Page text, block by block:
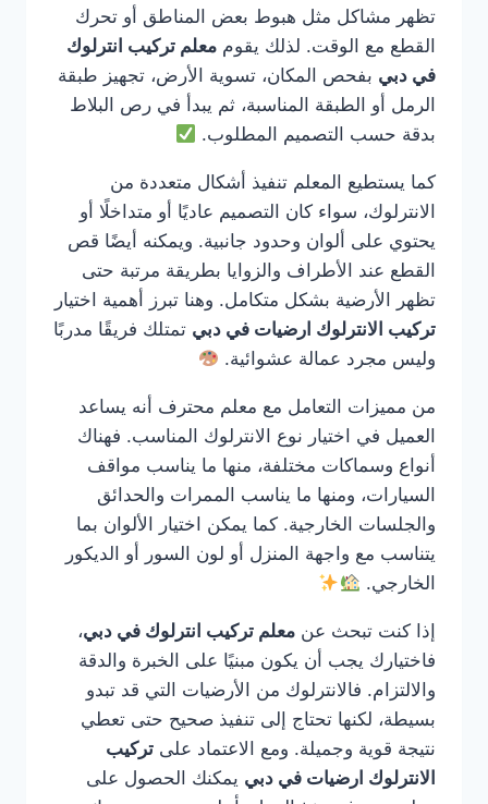
تظهر مشاكل مثل هبوط بعض المناطق أو تحرك
القطع مع الوقت. لذلك يقوم معلم تركيب انترلوك
في دبي بفحص المكان، تسوية الأرض، تجهيز طبقة
الرمل أو الطبقة المناسبة، ثم يبدأ في رص البلاط
بدقة حسب التصميم المطلوب.
كما يستطيع المعلم تنفيذ أشكال متعددة من
الانترلوك، سواء كان التصميم عاديًا أو متداخلًا أو
يحتوي على ألوان وحدود جانبية. ويمكنه أيضًا قص
القطع عند الأطراف والزوايا بطريقة مرتبة حتى
تظهر الأرضية بشكل متكامل. وهنا تبرز أهمية اختيار
تركيب الانترلوك ارضيات في دبي تمتلك فريقًا مدربًا
وليس مجرد عمالة عشوائية.
من مميزات التعامل مع معلم محترف أنه يساعد
العميل في اختيار نوع الانترلوك المناسب. فهناك
أنواع وسماكات مختلفة، منها ما يناسب مواقف
السيارات، ومنها ما يناسب الممرات والحدائق
والجلسات الخارجية. كما يمكن اختيار الألوان بما
يتناسب مع واجهة المنزل أو لون السور أو الديكور
الخارجي.
إذا كنت تبحث عن معلم تركيب انترلوك في دبي،
فاختيارك يجب أن يكون مبنيًا على الخبرة والدقة
والالتزام. فالانترلوك من الأرضيات التي قد تبدو
بسيطة، لكنها تحتاج إلى تنفيذ صحيح حتى تعطي
نتيجة قوية وجميلة. ومع الاعتماد على تركيب
الانترلوك ارضيات في دبي يمكنك الحصول على